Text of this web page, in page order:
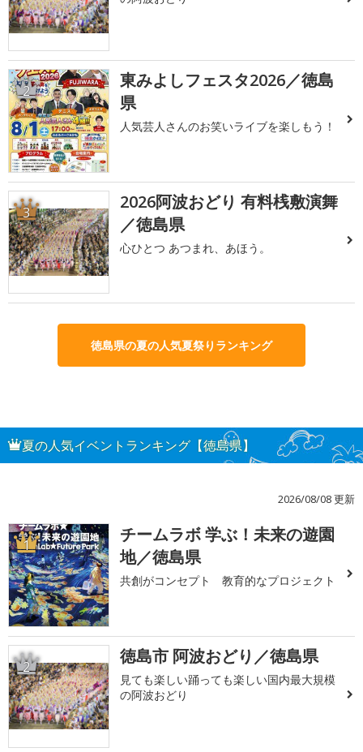
2
東みよしフェスタ2026／徳島
県
人気芸人さんのお笑いライブを楽しもう！
3
2026阿波おどり 有料桟敷演舞
／徳島県
心ひとつ あつまれ、あほう。
徳島県の夏の人気夏祭りランキング
夏の人気イベントランキング【徳島県】
2026/08/08 更新
1
チームラボ 学ぶ！未来の遊園
地／徳島県
共創がコンセプト 教育的なプロジェクト
2 徳島市 阿波おどり／徳島県
見ても楽しい踊っても楽しい国内最大規模
の阿波おどり